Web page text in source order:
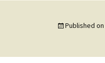
Published on